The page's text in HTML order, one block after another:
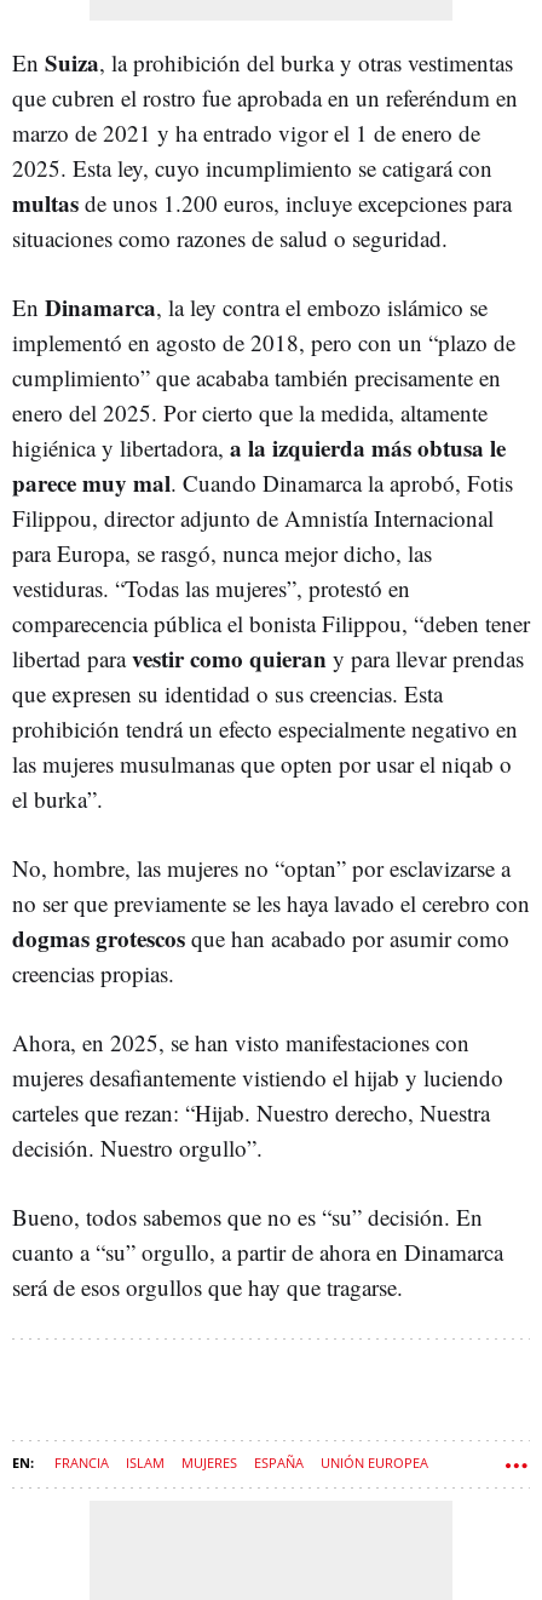
En Suiza, la prohibición del burka y otras vestimentas
que cubren el rostro fue aprobada en un referéndum en
marzo de 2021 y ha entrado vigor el 1 de enero de
2025. Esta ley, cuyo incumplimiento se catigará con
multas de unos 1.200 euros, incluye excepciones para
situaciones como razones de salud o seguridad.
En Dinamarca, la ley contra el embozo islámico se
implementó en agosto de 2018, pero con un “plazo de
cumplimiento” que acababa también precisamente en
enero del 2025. Por cierto que la medida, altamente
higiénica y libertadora, a la izquierda más obtusa le
parece muy mal. Cuando Dinamarca la aprobó, Fotis
Filippou, director adjunto de Amnistía Internacional
para Europa, se rasgó, nunca mejor dicho, las
vestiduras. “Todas las mujeres”, protestó en
comparecencia pública el bonista Filippou, “deben tener
libertad paravestir como quieran y para llevar prendas
que expresen su identidad o sus creencias. Esta
prohibición tendrá un efecto especialmente negativo en
las mujeres musulmanas que opten por usar el niqab o
el burka”.
No, hombre, las mujeres no “optan” por esclavizarse a
no ser que previamente se les haya lavado el cerebro con
dogmas grotescos que han acabado por asumir como
creencias propias.
Ahora, en 2025, se han visto manifestaciones con
mujeres desafiantemente vistiendo el hijab y luciendo
carteles que rezan: “Hijab. Nuestro derecho, Nuestra
decisión. Nuestro orgullo”.
Bueno, todos sabemos que no es “su” decisión. En
cuanto a “su” orgullo, a partir de ahora en Dinamarca
será de esos orgullos que hay que tragarse.
FRANCIA ISLAM MUJERES ESPAÑA UNIÓN EUROPEA